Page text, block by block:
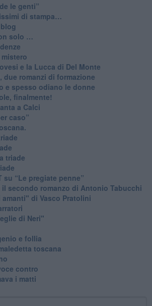
le genti”
di stampa…
solo …
e la Lucca di Del Monte
due romanzi di formazione
e spesso odiano le donne
finalmente!
a Calci
caso”
triade
su “Le pregiate penne”
secondo romanzo di Antonio Tabucchi
di Vasco Pratolini
di Neri"
e follia
toscana
contro
i matti